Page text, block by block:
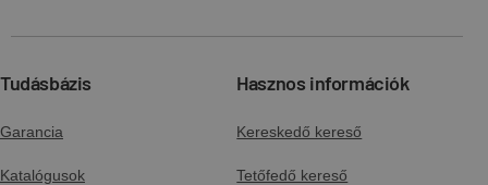
Tudásbázis
Garancia
Katalógusok
Hasznos információk
Kereskedő kereső
Tetőfedő kereső